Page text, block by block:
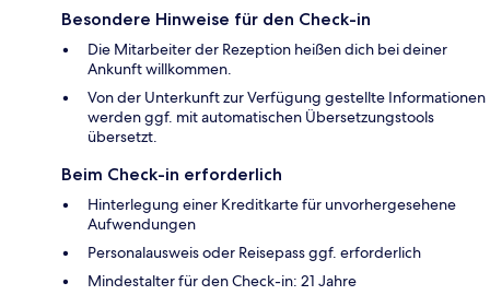
Besondere Hinweise für den Check-in
Die Mitarbeiter der Rezeption heißen dich bei deiner
Ankunft willkommen.
Von der Unterkunft zur Verfügung gestellte Informationen
werden ggf. mit automatischen Übersetzungstools
übersetzt.
Beim Check-in erforderlich
Hinterlegung einer Kreditkarte für unvorhergesehene
Aufwendungen
Personalausweis oder Reisepass ggf. erforderlich
Mindestalter für den Check-in: 21 Jahre